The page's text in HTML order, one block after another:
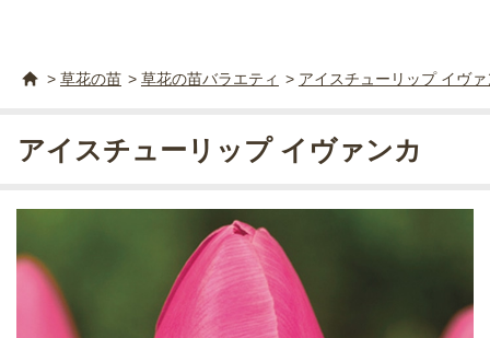
> 草花の苗 > 草花の苗バラエティ > アイスチューリップ イヴァ
アイスチューリップ イヴァンカ